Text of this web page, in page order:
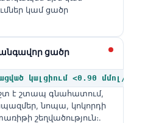
կամ ցածր
ցածր
կալցիում <0.90 մմոլ/լ
է շտապ գնահատում,
նոպա, կոկորդի
շեղվածություն։.